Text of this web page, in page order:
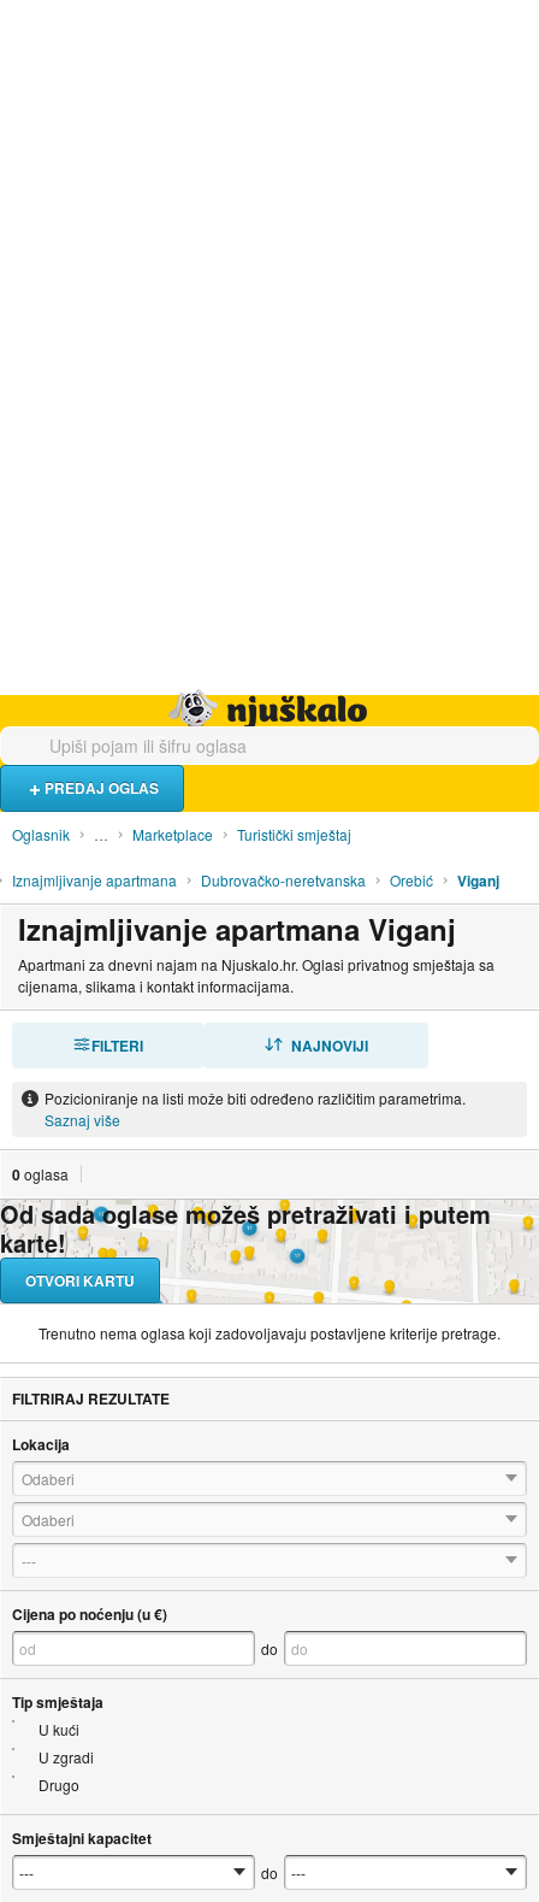
PREDAJ OGLAS
Oglasnik … Marketplace Turistički smještaj
Iznajmljivanje apartmana Dubrovačko-neretvanska Orebić Viganj
Iznajmljivanje apartmana Viganj
Apartmani za dnevni najam na Njuskalo.hr. Oglasi privatnog smještaja sa
cijenama, slikama i kontakt informacijama.
FILTERI NAJNOVIJI
Pozicioniranje na listi može biti određeno različitim parametrima.
Saznaj više
0oglasa
Od sada oglase možeš pretraživati i putem
karte!
OTVORI KARTU
Trenutno nema oglasa koji zadovoljavaju postavljene kriterije pretrage.
FILTRIRAJ REZULTATE
Lokacija
Odaberi
Odaberi
---
Cijena po noćenju (u €)
do
Tip smještaja
U kući
U zgradi
Drugo
Smještajni kapacitet
do